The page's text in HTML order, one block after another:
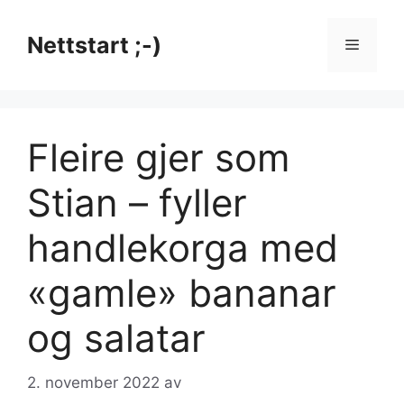
innholdNettstart ;-) Meny
Fleire gjer som
Stian – fyller
handlekorga med
«gamle» bananar
og salatar
2. november 2022 av